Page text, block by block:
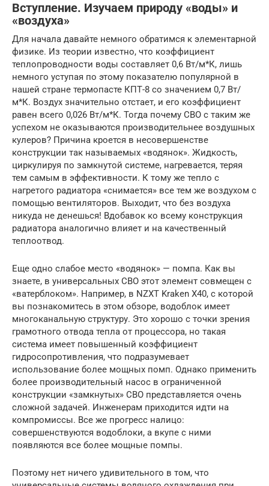
Вступление. Изучаем природу «воды» и
«воздуха»
Для начала давайте немного обратимся к элементарной
физике. Из теории известно, что коэффициент
теплопроводности воды составляет 0,6 Вт/м*К, лишь
немного уступая по этому показателю популярной в
нашей стране термопасте КПТ-8 со значением 0,7 Вт/
м*К. Воздух значительно отстает, и его коэффициент
равен всего 0,026 Вт/м*К. Тогда почему СВО с таким же
успехом не оказываются производительнее воздушных
кулеров? Причина кроется в несовершенстве
конструкции так называемых «водянок». Жидкость,
циркулируя по замкнутой системе, нагревается, теряя
тем самым в эффективности. К тому же тепло с
нагретого радиатора «снимается» все тем же воздухом с
помощью вентиляторов. Выходит, что без воздуха
никуда не денешься! Вдобавок ко всему конструкция
радиатора аналогично влияет и на качественный
теплоотвод.
Еще одно слабое место «водянок» — помпа. Как вы
знаете, в универсальных СВО этот элемент совмещен с
«ватерблоком». Например, в NZXT Kraken X40, с которой
вы познакомитесь в этом обзоре, водоблок имеет
многоканальную структуру. Это хорошо с точки зрения
грамотного отвода тепла от процессора, но такая
система имеет повышенный коэффициент
гидросопротивления, что подразумевает
использование более мощных помп. Однако применить
более производительный насос в ограниченной
конструкции «замкнутых» СВО представляется очень
сложной задачей. Инженерам приходится идти на
компромиссы. Все же прогресс налицо:
совершенствуются водоблоки, а вкупе с ними
появляются все более мощные помпы.
Поэтому нет ничего удивительного в том, что